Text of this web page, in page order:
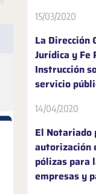
15/03/2020
La Dirección
Jurídica y Fe
Instrucción
servicio
14/04/2020
El Notariado
autorización
pólizas para
empresas y